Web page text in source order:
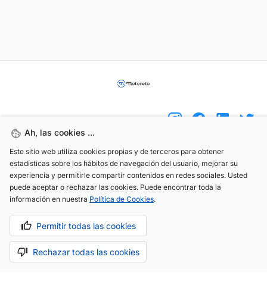
Ah, las cookies ...
Este sitio web utiliza cookies propias y de terceros para obtener
estadísticas sobre los hábitos de navegación del usuario, mejorar su
experiencia y permitirle compartir contenidos en redes sociales. Usted
puede aceptar o rechazar las cookies. Puede encontrar toda la
información en nuestra Política de Cookies.
Permitir todas las cookies
Rechazar todas las cookies
(+34) 744 408 070
info@motoreto.com
Aviso legal Política de cookies